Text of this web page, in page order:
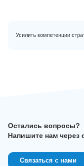
Усилить компетенции
Остались вопросы?
Напишите нам через
Связаться с нами